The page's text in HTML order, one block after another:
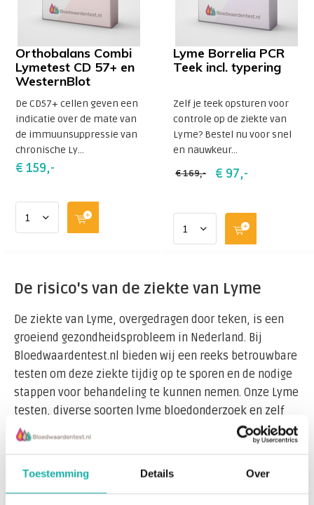
Toestemming Details Over
Orthobalans Combi
Lymetest CD 57+ en
WesternBlot
De CD57+ cellen geven een
indicatie over de mate van
de immuunsuppressie van
chronische Ly...
€ 159,-
Lyme Borrelia PCR
Teek incl. typering
Zelf je teek opsturen voor
controle op de ziekte van
Lyme? Bestel nu voor snel
en nauwkeur...
€ 169,- € 97,-
De risico's van de ziekte van Lyme
De ziekte van Lyme, overgedragen door teken, is een
groeiend gezondheidsprobleem in Nederland. Bij
Bloedwaardentest.nl bieden wij een reeks betrouwbare
testen om deze ziekte tijdig op te sporen en de nodige
stappen voor behandeling te kunnen nemen. Onze Lyme
testen, diverse soorten lyme bloedonderzoek en zelf
onderzoek op de teek zelf, of hij de ziekte bij zich droeg
aanwezigheid van Borrelia burgdorferi, de bacterie die
Lyme veroorzaakt, te detecteren.